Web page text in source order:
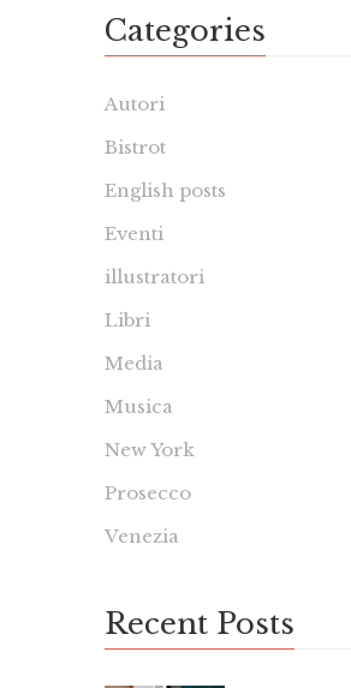
Categories
Autori
Bistrot
English posts
Eventi
illustratori
Libri
Media
Musica
New York
Prosecco
Venezia
Recent Posts